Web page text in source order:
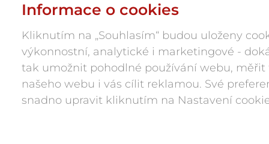
Hrnčířská 1/246, 669 04
IČ: 05945984
press@hudbaznojmo.cz
606 029 286
Informace o cookies
Kliknutím na „Souhlasím“ budou uloženy
výkonnostní, analytické i marketingové -
tak umožnit pohodlné používání webu, měřit
našeho webu i vás cílit reklamou. Své
snadno upravit kliknutím na Nastavení